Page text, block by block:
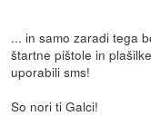
... in samo zaradi tega
štartne pištole in
uporabili sms!
So nori ti Galci!